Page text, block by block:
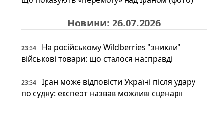
Новини: 26.07.2026
23:34
На російському Wildberries "зникли"
військові товари: що сталося насправді
23:34
Іран може відповісти Україні після удару
по судну: експерт назвав можливі сценарії